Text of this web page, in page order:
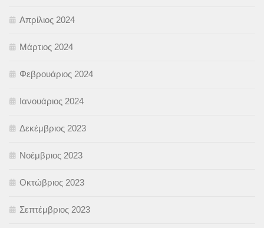
Απρίλιος 2024
Μάρτιος 2024
Φεβρουάριος 2024
Ιανουάριος 2024
Δεκέμβριος 2023
Νοέμβριος 2023
Οκτώβριος 2023
Σεπτέμβριος 2023